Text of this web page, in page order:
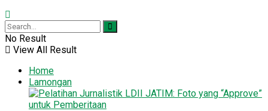
No Result
View All Result
Home
Lamongan